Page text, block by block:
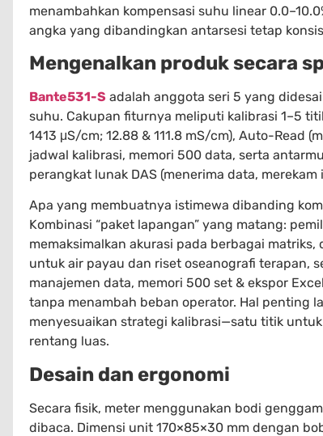
menambahkan kompensasi suhu linear
angka yang dibandingkan antarsesi tetap
Mengenalkan produk secara
Bante531-S adalah anggota seri 5 yang
suhu. Cakupan fiturnya meliputi kalibrasi 1–5
1413 μS/cm; 12.88 & 111.8 mS/cm), Auto-Read
jadwal kalibrasi, memori 500 data, serta
perangkat lunak DAS (menerima data,
Apa yang membuatnya istimewa dibanding
Kombinasi “paket lapangan” yang matang:
memaksimalkan akurasi pada berbagai
untuk air payau dan riset oseanografi terapan,
manajemen data, memori 500 set & ekspor
tanpa menambah beban operator. Hal penting
menyesuaikan strategi kalibrasi—satu titik
rentang luas.
Desain dan ergonomi
Secara fisik, meter menggunakan bodi
dibaca. Dimensi unit 170×85×30 mm dengan